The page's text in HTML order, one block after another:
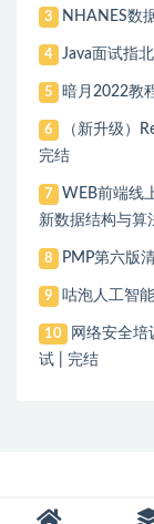
3 NHANES数
4 Java面试指
5 暗月2022教
6
（新升级）
完结
7
WEB前端线
新数据结构与算
8 PMP第六版
9 咕泡人工智
10
网络安全培
试 | 完结